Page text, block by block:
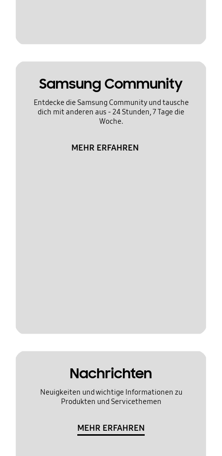
Samsung Community
Entdecke die Samsung Community und tausche
dich mit anderen aus - 24 Stunden, 7 Tage die
Woche.
MEHR ERFAHREN
Nachrichten
Neuigkeiten und wichtige Informationen zu
Produkten und Servicethemen
MEHR ERFAHREN